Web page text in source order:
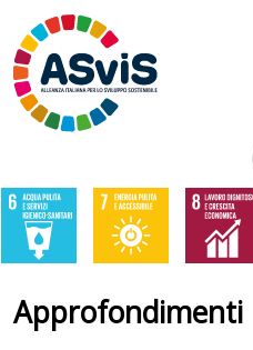
Approfondimenti